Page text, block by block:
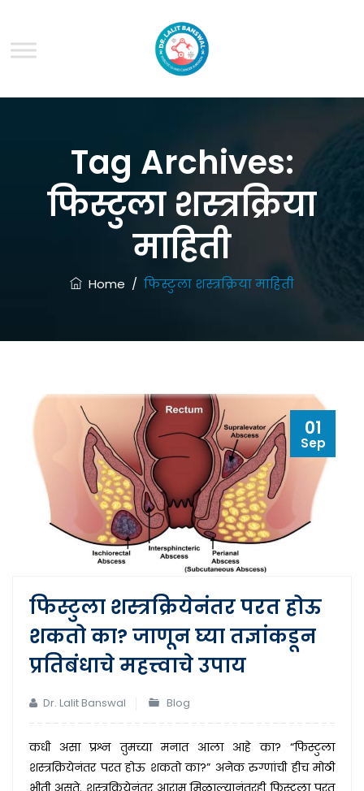
Tag Archives:
फिस्टुला शस्त्रक्रिया
माहिती
Home / फिस्टुला शस्त्रक्रिया माहिती
01
Sep
फिस्टुला शस्त्रक्रियेनंतर परत होऊ
शकतो का? जाणून घ्या तज्ञांकडून
प्रतिबंधाचे महत्त्वाचे उपाय
Dr. Lalit Banswal Blog
कधी असा प्रश्न तुमच्या मनात आला आहे का? “फिस्टुला
शस्त्रक्रियेनंतर परत होऊ शकतो का?” अनेक रुग्णांची हीच मोठी
भीती असते. शस्त्रक्रियेनंतर आराम मिळाल्यानंतरही फिस्टुला परत